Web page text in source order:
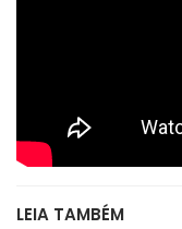
LEIA TAMBÉM